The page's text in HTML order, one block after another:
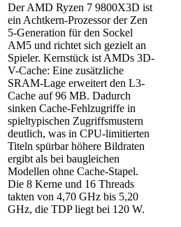
Der AMD Ryzen 7 9800X3D ist
ein Achtkern-Prozessor der Zen
5-Generation für den Sockel
AM5 und richtet sich gezielt an
Spieler. Kernstück ist AMDs 3D-
V-Cache: Eine zusätzliche
SRAM-Lage erweitert den L3-
Cache auf 96 MB. Dadurch
sinken Cache-Fehlzugriffe in
spieltypischen Zugriffsmustern
deutlich, was in CPU-limitierten
Titeln spürbar höhere Bildraten
ergibt als bei baugleichen
Modellen ohne Cache-Stapel.
Die 8 Kerne und 16 Threads
takten von 4,70 GHz bis 5,20
GHz, die TDP liegt bei 120 W.